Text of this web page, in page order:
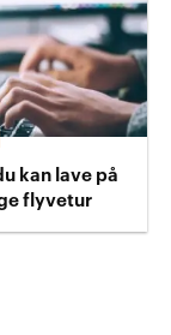
kan lave på
flyvetur